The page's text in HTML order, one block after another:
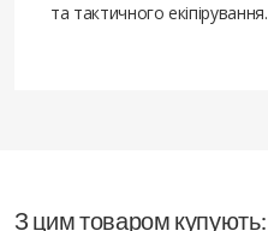
та тактичного екіпірування.
З цим товаром купують: